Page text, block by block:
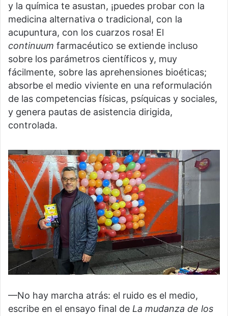
y la química te asustan, ¡puedes probar con la
medicina alternativa o tradicional, con la
acupuntura, con los cuarzos rosa! El
continuum farmacéutico se extiende incluso
sobre los parámetros científicos y, muy
fácilmente, sobre las aprehensiones bioéticas;
absorbe el medio viviente en una reformulación
de las competencias físicas, psíquicas y sociales,
y genera pautas de asistencia dirigida,
controlada.
—No hay marcha atrás: el ruido es el medio,
escribe en el ensayo final de La mudanza de los